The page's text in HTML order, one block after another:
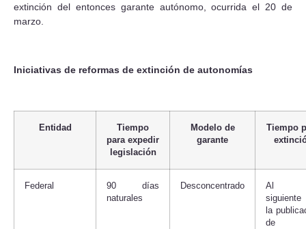
extinción del entonces garante autónomo, ocurrida el 20 de
marzo.
Iniciativas de reformas de extinción de autonomías
Entidad
Tiempo
para expedir
legislación
Modelo de
garante
Tiempo
Federal
90 días
naturales
Desconcentrado
Al
la
de